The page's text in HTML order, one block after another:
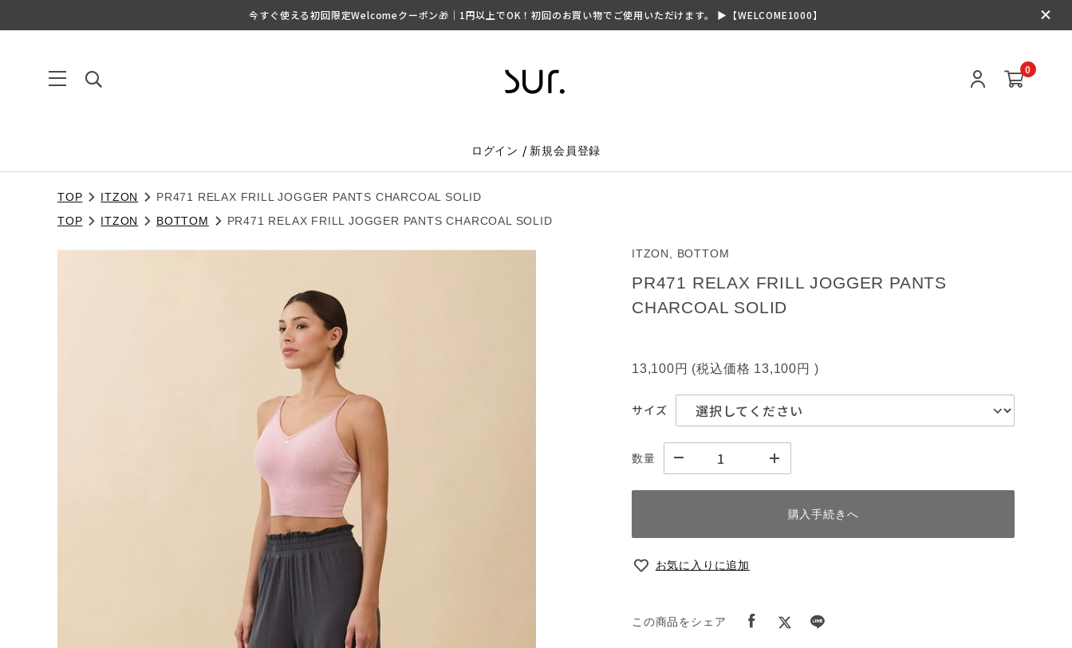
今すぐ使える初回限定Welcomeクーポン🎁｜1円以上でOK！初回のお買い物でご使用いただけます。 ▶【WELCOME1000】
0
ログイン / 新規会員登録
TOP ITZON
PR471 RELAX FRILL JOGGER PANTS CHARCOAL SOLID
TOP
ITZON BOTTOM PR471 RELAX FRILL JOGGER PANTS CHARCOAL SOLID
ITZON, BOTTOM
PR471 RELAX FRILL JOGGER PANTS
CHARCOAL SOLID
13,100円 (税込価格 13,100円 )
サイズ
数量
購入手続きへ
お気に入りに追加
この商品をシェア